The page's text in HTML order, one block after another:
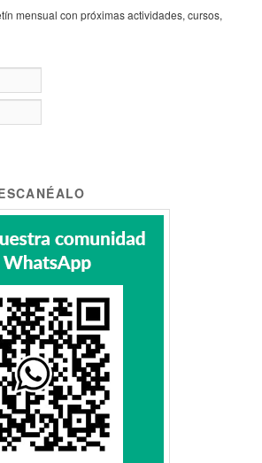
mensual con próximas actividades, cursos,